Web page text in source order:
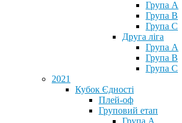
Група A
Група B
Група C
Друга ліга
Група A
Група B
Група C
2021
Кубок Єдності
Плей-оф
Груповий етап
Група А